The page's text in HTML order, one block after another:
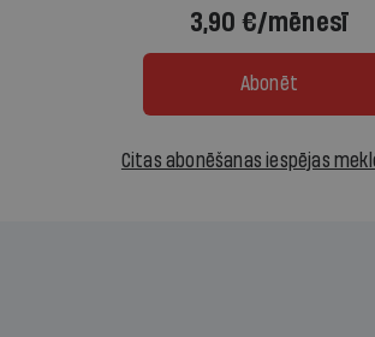
3,90 €/mēnesī
Abonēt
Citas abonēšanas iespējas